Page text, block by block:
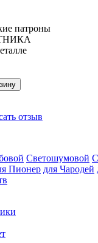
отзыв
Светошумовой
Пионер для Чародей